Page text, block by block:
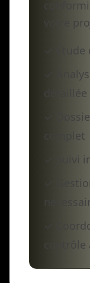
votre
✓
✓
détaillée
✓
complet
✓ Suivi
✓
✓